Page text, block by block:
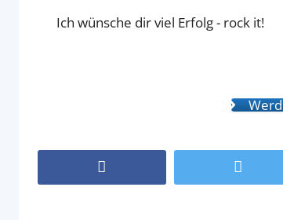
Ich wünsche dir viel Erfolg - rock it!
Twitter